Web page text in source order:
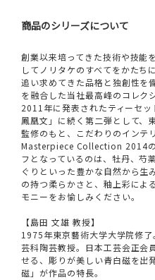
商品のシリーズについて
創業以来培ってきた技術や技能
してノリタケのすべてをかた
追い求めてきた品格と独創性を
を融合した当社最高峰のコレク
2011年に発表されたティーセ
鳳凰文」に続く第二弾として、
監修のもと、こだわりのインテ
Masterpiece Collection 2014
フとなっているのは、牡丹、芍
ぐりといった豊かな自然から生
の持つ柔らかさと、釉上彩によ
モニーをお愉しみください。
【島田 文雄 教授】
1975年東京藝術大学大学院修
芸科陶芸教授。日本工芸会正会
せる、彫りが美しい青白磁を出
磁」が作品の特長。